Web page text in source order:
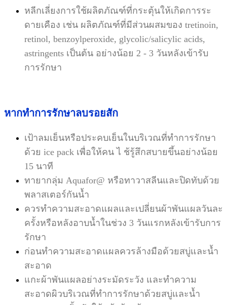
หลีกเลี่ยงการใช้ผลิตภัณฑ์ที่กระตุ้นให้เกิดการระ
ดายเคือง เช่น ผลิตภัณฑ์ที่มีส่วนผสมของ tretinoin,
retinol, benzoylperoxide, glycolic/salicylic acids,
astringents เป็นต้น อย่างน้อย 2 - 3 วันหลังเข้ารับ
การรักษา
หากทำการรักษาลบรอยสัก
เป้าลมเย็นหรือประคบเย็นในบริเวณที่ทำการรักษา
ด้วย ice pack เพื่อให้คน ไ ช้รู้สึกสบายขึ้นอย่างน้อย
15 นาที
ทายากลุ่ม Aquafor@ หรือทาวาสลีนและปิดทับด้วย
พลาสเตอร์กันน้ำ
ควรทำความสะอาดแผลและเปลี่ยนผ้าพันแผลวันละ
ครั้งหรือหลังอาบน้ำในช่วง 3 วันแรกหลังเข้ารับการ
รักษา
ก่อนทำความสะอาดแผลควรล้างมือด้วยสบู่และน้ำ
สะอาด
แกะผ้าพันแผลอย่างระมัดระวัง และทำความ
สะอาดผิวบริเวณที่ทำการรักษาด้วยสบู่และน้ำ